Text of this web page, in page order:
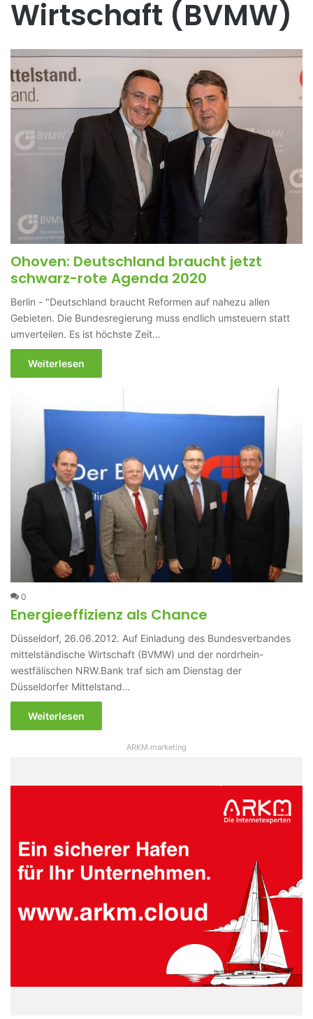
Wirtschaft (BVMW)
Ohoven: Deutschland braucht jetzt
schwarz-rote Agenda 2020
Berlin - "Deutschland braucht Reformen auf nahezu allen
Gebieten. Die Bundesregierung muss endlich umsteuern statt
umverteilen. Es ist höchste Zeit…
Weiterlesen
0
Energieeffizienz als Chance
Düsseldorf, 26.06.2012. Auf Einladung des Bundesverbandes
mittelständische Wirtschaft (BVMW) und der nordrhein-
westfälischen NRW.Bank traf sich am Dienstag der
Düsseldorfer Mittelstand…
Weiterlesen
ARKM.marketing